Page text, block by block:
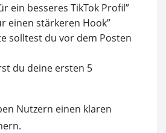
ein besseres TikTok Profil”
einen stärkeren Hook”
solltest du vor dem Posten
du deine ersten 5
Nutzern einen klaren